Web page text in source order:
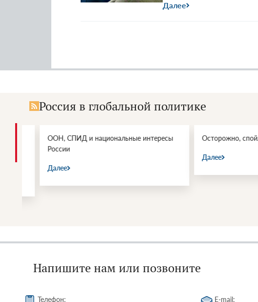
Далее
Россия в глобальной политике
ООН, СПИД и национальные интересы
России
Далее
Осторожно, спойлеры!
Далее
Напишите нам или позвоните
Телефон: E-mail: